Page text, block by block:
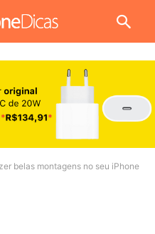
belas montagens no seu iPhone